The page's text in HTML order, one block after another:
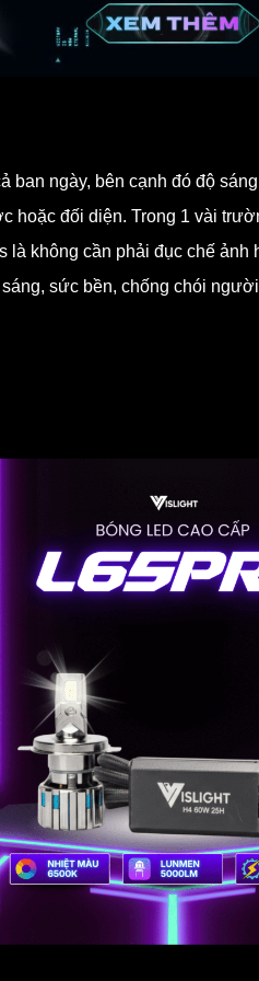
ban ngày, bên cạnh đó độ
hoặc đối diện. Trong 1 vài
không cần phải đục chế
sáng, sức bền, chống chói